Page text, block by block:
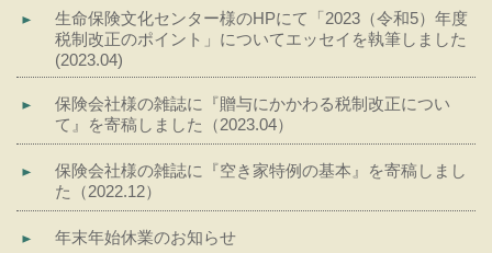
生命保険文化センター様のHPにて「2023（令和5）年度
税制改正のポイント」についてエッセイを執筆しました
(2023.04)
保険会社様の雑誌に『贈与にかかわる税制改正につい
て』を寄稿しました（2023.04）
保険会社様の雑誌に『空き家特例の基本』を寄稿しまし
た（2022.12）
年末年始休業のお知らせ